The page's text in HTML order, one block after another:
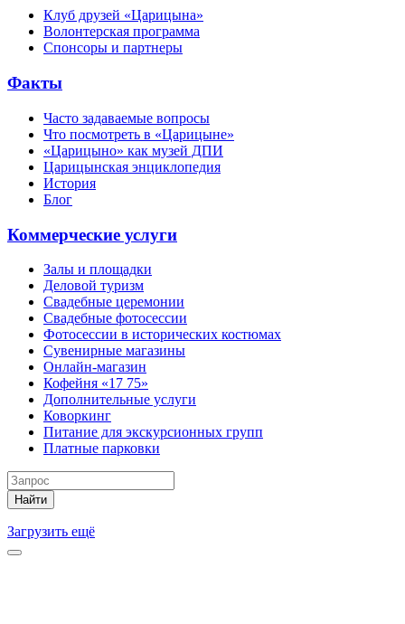
Клуб друзей «Царицына»
Волонтерская программа
Спонсоры и партнеры
Факты
Часто задаваемые вопросы
Что посмотреть в «Царицыне»
«Царицыно» как музей ДПИ
Царицынская энциклопедия
История
Блог
Коммерческие услуги
Залы и площадки
Деловой туризм
Свадебные церемонии
Свадебные фотосессии
Фотосессии в исторических костюмах
Сувенирные магазины
Онлайн-магазин
Кофейня «17 75»
Дополнительные услуги
Коворкинг
Питание для экскурсионных групп
Платные парковки
Найти
Загрузить ещё